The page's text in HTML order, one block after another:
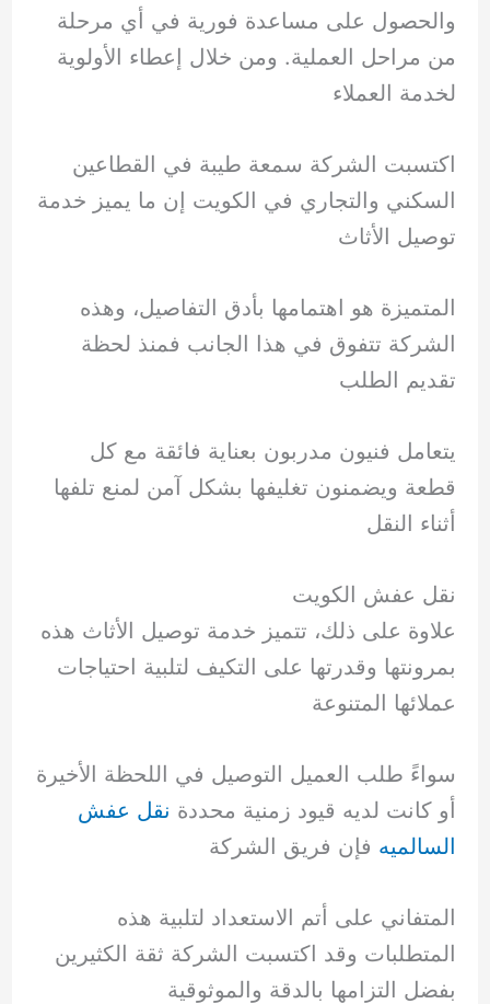
والحصول على مساعدة فورية في أي مرحلة
من مراحل العملية. ومن خلال إعطاء الأولوية
لخدمة العملاء
اكتسبت الشركة سمعة طيبة في القطاعين
السكني والتجاري في الكويت إن ما يميز خدمة
توصيل الأثاث
المتميزة هو اهتمامها بأدق التفاصيل، وهذه
الشركة تتفوق في هذا الجانب فمنذ لحظة
تقديم الطلب
يتعامل فنيون مدربون بعناية فائقة مع كل
قطعة ويضمنون تغليفها بشكل آمن لمنع تلفها
أثناء النقل
نقل عفش الكويت
علاوة على ذلك، تتميز خدمة توصيل الأثاث هذه
بمرونتها وقدرتها على التكيف لتلبية احتياجات
عملائها المتنوعة
سواءً طلب العميل التوصيل في اللحظة الأخيرة
أو كانت لديه قيود زمنية محددة نقل عفش
السالميه فإن فريق الشركة
المتفاني على أتم الاستعداد لتلبية هذه
المتطلبات وقد اكتسبت الشركة ثقة الكثيرين
بفضل التزامها بالدقة والموثوقية